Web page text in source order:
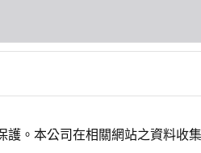
。本公司在相關網站之資料收